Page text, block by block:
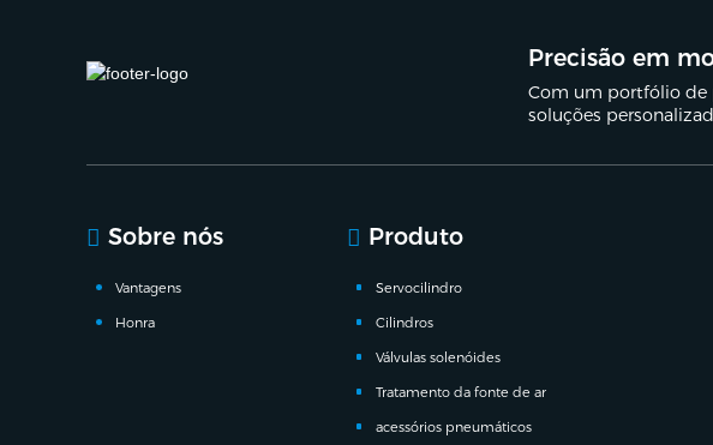
Precisão em
Com um portfólio de
soluções
Sobre nós
Vantagens
Honra
Produto
Servocilindro
Cilindros
Válvulas solenóides
Tratamento da fonte de ar
acessórios pneumáticos